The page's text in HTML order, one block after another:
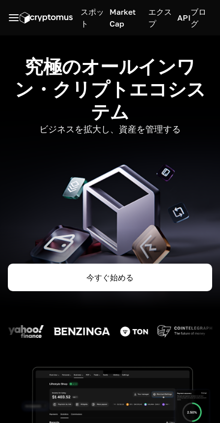
スポッ
ト
Market
Cap
エクス
プ
API
ブロ
グ
究極のオールインワ
ン・クリプトエコシス
テム
ビジネスを拡大し、資産を管理する
今すぐ始める